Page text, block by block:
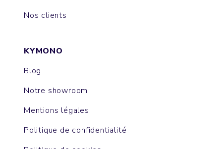
Nos clients
KYMONO
Blog
Notre showroom
Mentions légales
Politique de confidentialité